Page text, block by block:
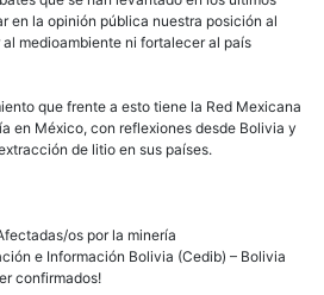
en la opinión pública nuestra posición al
medioambiente ni fortalecer al país
que frente a esto tiene la Red Mexicana
en México, con reflexiones desde Bolivia y
de litio en sus países.
os por la minería
e Información Bolivia (Cedib) – Bolivia
confirmados!